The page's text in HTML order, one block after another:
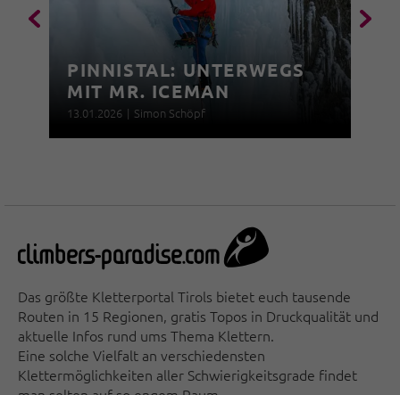
PINNISTAL: UNTERWEGS
MIT MR. ICEMAN
13.01.2026 | Simon Schöpf
Das größte Kletterportal Tirols bietet euch tausende
Routen in 15 Regionen, gratis Topos in Druckqualität und
aktuelle Infos rund ums Thema Klettern.
Eine solche Vielfalt an verschiedensten
Klettermöglichkeiten aller Schwierigkeitsgrade findet